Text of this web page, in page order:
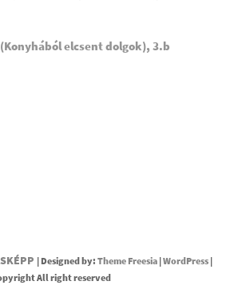
elcsent dolgok), 3.b
| Designed by:Theme Freesia |WordPress |
All right reserved